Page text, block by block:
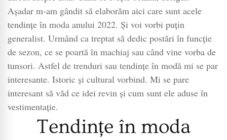
Așadar m-am gândit să elaborăm aici care sunt acele
tendințe în moda anului 2022. Și voi vorbi puțin
generalist. Urmând ca treptat să dedic postări în funcție
de sezon, ce se poartă în machiaj sau când vine vorba de
tunsori. Astfel de trenduri sau tendințe în modă mi se par
interesante. Istoric și cultural vorbind. Mi se pare
interesant să văd ce idei revin și cum sunt ele aduse în
vestimentație.
Tendințe în moda